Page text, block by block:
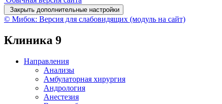
Закрыть дополнительные настройки
© Мибок: Версия для слабовидящих (модуль на сайт)
Клиника 9
Направления
Анализы
Амбулаторная хирургия
Андрология
Анестезия